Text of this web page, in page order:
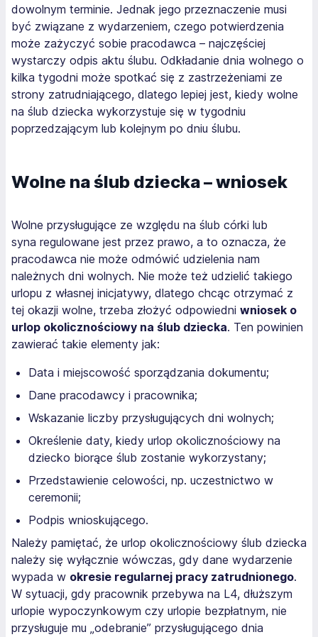
dowolnym terminie. Jednak jego przeznaczenie musi
być związane z wydarzeniem, czego potwierdzenia
może zażyczyć sobie pracodawca – najczęściej
wystarczy odpis aktu ślubu. Odkładanie dnia wolnego o
kilka tygodni może spotkać się z zastrzeżeniami ze
strony zatrudniającego, dlatego lepiej jest, kiedy wolne
na ślub dziecka wykorzystuje się w tygodniu
poprzedzającym lub kolejnym po dniu ślubu.
Wolne na ślub dziecka – wniosek
Wolne przysługujące ze względu na ślub córki lub
syna regulowane jest przez prawo, a to oznacza, że
pracodawca nie może odmówić udzielenia nam
należnych dni wolnych. Nie może też udzielić takiego
urlopu z własnej inicjatywy, dlatego chcąc otrzymać z
tej okazji wolne, trzeba złożyć odpowiedni wniosek o
urlop okolicznościowy na ślub dziecka. Ten powinien
zawierać takie elementy jak:
Data i miejscowość sporządzania dokumentu;
Dane pracodawcy i pracownika;
Wskazanie liczby przysługujących dni wolnych;
Określenie daty, kiedy urlop okolicznościowy na
dziecko biorące ślub zostanie wykorzystany;
Przedstawienie celowości, np. uczestnictwo w
ceremonii;
Podpis wnioskującego.
Należy pamiętać, że urlop okolicznościowy ślub dziecka
należy się wyłącznie wówczas, gdy dane wydarzenie
wypada w okresie regularnej pracy zatrudnionego.
W sytuacji, gdy pracownik przebywa na L4, dłuższym
urlopie wypoczynkowym czy urlopie bezpłatnym, nie
przysługuje mu „odebranie” przysługującego dnia